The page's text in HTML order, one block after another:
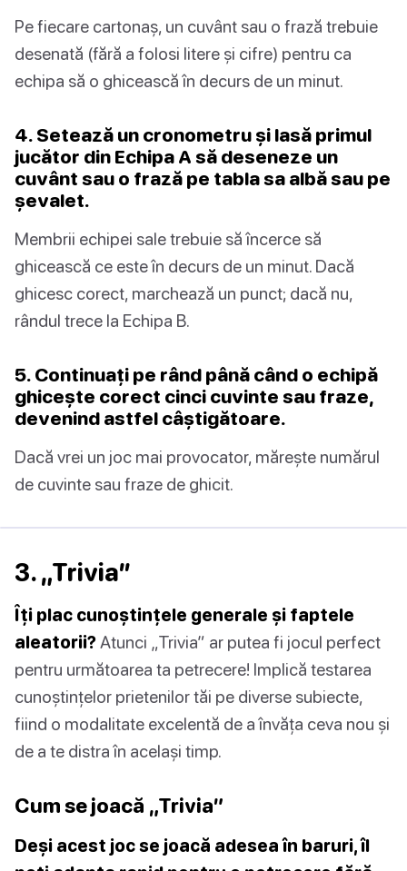
Pe fiecare cartonaș, un cuvânt sau o frază trebuie
desenată (fără a folosi litere și cifre) pentru ca
echipa să o ghicească în decurs de un minut.
4. Setează un cronometru și lasă primul
jucător din Echipa A să deseneze un
cuvânt sau o frază pe tabla sa albă sau pe
șevalet.
Membrii echipei sale trebuie să încerce să
ghicească ce este în decurs de un minut. Dacă
ghicesc corect, marchează un punct; dacă nu,
rândul trece la Echipa B.
5. Continuați pe rând până când o echipă
ghicește corect cinci cuvinte sau fraze,
devenind astfel câștigătoare.
Dacă vrei un joc mai provocator, mărește numărul
de cuvinte sau fraze de ghicit.
3. „Trivia”
Îți plac cunoștințele generale și faptele
aleatorii?Atunci „Trivia” ar putea fi jocul perfect
pentru următoarea ta petrecere! Implică testarea
cunoștințelor prietenilor tăi pe diverse subiecte,
fiind o modalitate excelentă de a învăța ceva nou și
de a te distra în același timp.
Cum se joacă „Trivia”
Deși acest joc se joacă adesea în baruri, îl